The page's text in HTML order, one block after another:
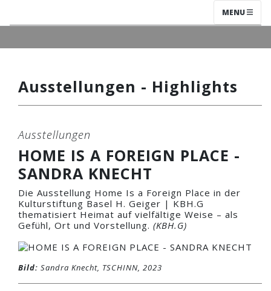
MENU
Ausstellungen - Highlights
Ausstellungen
HOME IS A FOREIGN PLACE -
SANDRA KNECHT
Die Ausstellung Home Is a Foreign Place in der
Kulturstiftung Basel H. Geiger | KBH.G
thematisiert Heimat auf vielfältige Weise – als
Gefühl, Ort und Vorstellung. (KBH.G)
Bild: Sandra Knecht, TSCHINN, 2023